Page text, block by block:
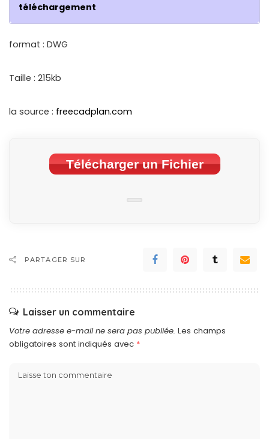
téléchargement
format : DWG
Taille : 215kb
la source : freecadplan.com
Télécharger un Fichier
PARTAGER SUR
Laisser un commentaire
Votre adresse e-mail ne sera pas publiée. Les champs
obligatoires sont indiqués avec *